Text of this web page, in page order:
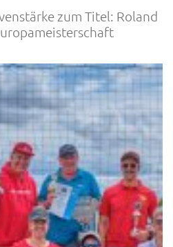
zum Titel: Roland